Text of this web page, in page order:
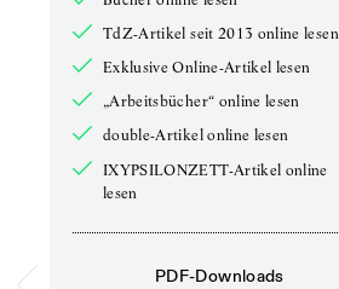
TdZ-Artikel seit 2013 online lesen
Exklusive Online-Artikel lesen
„Arbeitsbücher“ online lesen
double-Artikel online lesen
IXYPSILONZETT-Artikel online
lesen
PDF-Downloads